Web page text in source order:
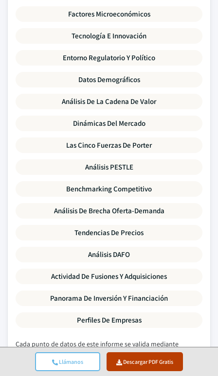
Llámanos Descargar PDF Gratis
Factores Microeconómicos
Tecnología E Innovación
Entorno Regulatorio Y Político
Datos Demográficos
Análisis De La Cadena De Valor
Dinámicas Del Mercado
Las Cinco Fuerzas De Porter
Análisis PESTLE
Benchmarking Competitivo
Análisis De Brecha Oferta-Demanda
Tendencias De Precios
Análisis DAFO
Actividad De Fusiones Y Adquisiciones
Panorama De Inversión Y Financiación
Perfiles De Empresas
Cada punto de datos de este informe se valida mediante
entrevistas primarias, modelado ascendente real y rigurosas
comprobaciones cruzadas.
Lea sobre nuestro proceso de